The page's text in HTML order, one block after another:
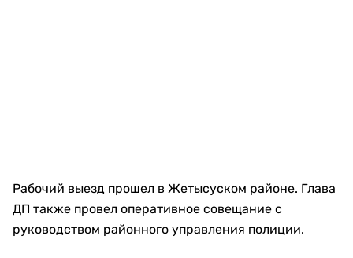
Рабочий выезд прошел в Жетысуском районе. Глава
ДП также провел оперативное совещание с
руководством районного управления полиции.